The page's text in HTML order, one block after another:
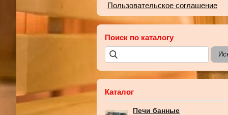
Пользовательское соглашение
Поиск по каталогу
Каталог
Печи банные